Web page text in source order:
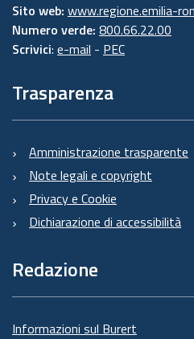
Sito web: www.regione.emilia-
Numero verde: 800.66.22.00
Scrivici: e-mail - PEC
Trasparenza
Amministrazione trasparente
Note legali e copyright
Privacy e Cookie
Dichiarazione di accessibilità
Redazione
Informazioni sul Burert